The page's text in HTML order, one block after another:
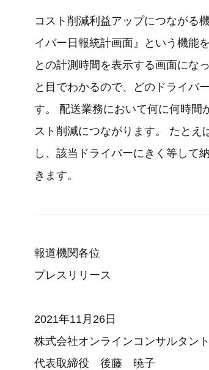
コスト削減利益アップにつながる
イバー日報統計画面』という機能
との計測時間を表示する画面にな
と目でわかるので、どのドライバ
す。 配送業務において何に何時間
スト削減につながります。 たとえ
し、該当ドライバーにきく等して
きます。
報道機関各位
プレスリリース
2021年11月26日
株式会社オンラインコンサルタント
代表取締役 後藤 暁子